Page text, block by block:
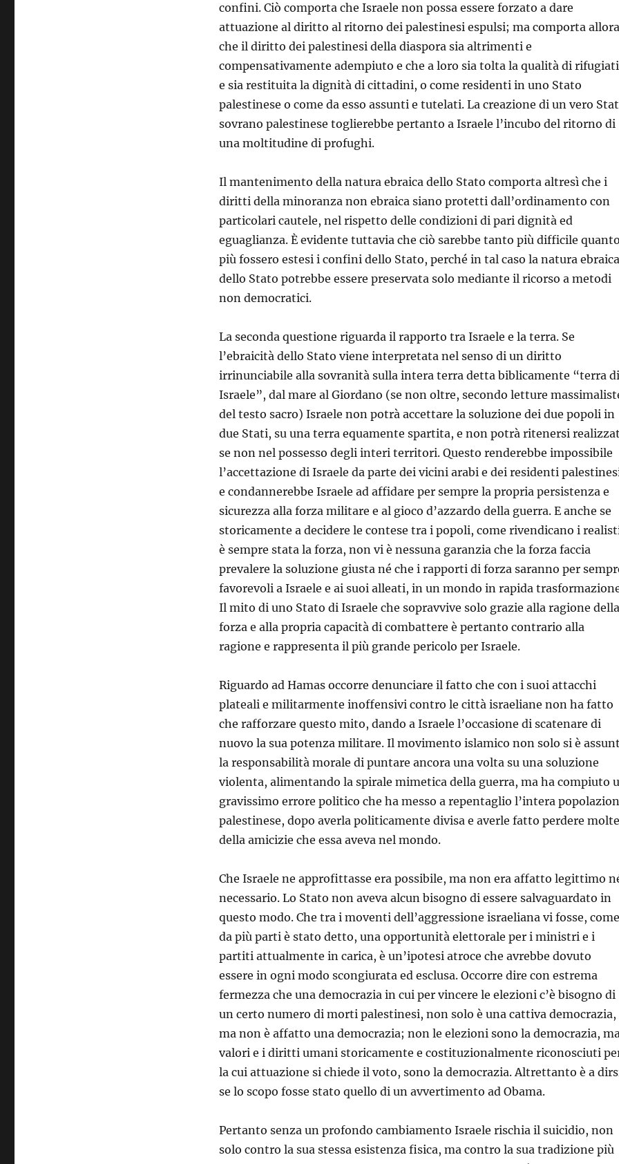
confini. Ciò comporta che Israele non possa essere forzato a dare
attuazione al diritto al ritorno dei palestinesi espulsi; ma comporta allora
che il diritto dei palestinesi della diaspora sia altrimenti e
compensativamente adempiuto e che a loro sia tolta la qualità di rifugiati
e sia restituita la dignità di cittadini, o come residenti in uno Stato
palestinese o come da esso assunti e tutelati. La creazione di un vero
sovrano palestinese toglierebbe pertanto a Israele l’incubo del ritorno di
una moltitudine di profughi.
Il mantenimento della natura ebraica dello Stato comporta altresì che i
diritti della minoranza non ebraica siano protetti dall’ordinamento con
particolari cautele, nel rispetto delle condizioni di pari dignità ed
eguaglianza. È evidente tuttavia che ciò sarebbe tanto più difficile quanto
più fossero estesi i confini dello Stato, perché in tal caso la natura ebraica
dello Stato potrebbe essere preservata solo mediante il ricorso a metodi
non democratici.
La seconda questione riguarda il rapporto tra Israele e la terra. Se
l’ebraicità dello Stato viene interpretata nel senso di un diritto
irrinunciabile alla sovranità sulla intera terra detta biblicamente “terra di
Israele”, dal mare al Giordano (se non oltre, secondo letture
del testo sacro) Israele non potrà accettare la soluzione dei due popoli in
due Stati, su una terra equamente spartita, e non potrà ritenersi
se non nel possesso degli interi territori. Questo renderebbe impossibile
l’accettazione di Israele da parte dei vicini arabi e dei residenti
e condannerebbe Israele ad affidare per sempre la propria persistenza e
sicurezza alla forza militare e al gioco d’azzardo della guerra. E anche se
storicamente a decidere le contese tra i popoli, come rivendicano i
è sempre stata la forza, non vi è nessuna garanzia che la forza faccia
prevalere la soluzione giusta né che i rapporti di forza saranno per
favorevoli a Israele e ai suoi alleati, in un mondo in rapida
Il mito di uno Stato di Israele che sopravvive solo grazie alla ragione della
forza e alla propria capacità di combattere è pertanto contrario alla
ragione e rappresenta il più grande pericolo per Israele.
Riguardo ad Hamas occorre denunciare il fatto che con i suoi attacchi
plateali e militarmente inoffensivi contro le città israeliane non ha fatto
che rafforzare questo mito, dando a Israele l’occasione di scatenare di
nuovo la sua potenza militare. Il movimento islamico non solo si è
la responsabilità morale di puntare ancora una volta su una soluzione
violenta, alimentando la spirale mimetica della guerra, ma ha compiuto
gravissimo errore politico che ha messo a repentaglio l’intera
palestinese, dopo averla politicamente divisa e averle fatto perdere molte
della amicizie che essa aveva nel mondo.
Che Israele ne approfittasse era possibile, ma non era affatto legittimo
necessario. Lo Stato non aveva alcun bisogno di essere salvaguardato in
questo modo. Che tra i moventi dell’aggressione israeliana vi fosse, come
da più parti è stato detto, una opportunità elettorale per i ministri e i
partiti attualmente in carica, è un’ipotesi atroce che avrebbe dovuto
essere in ogni modo scongiurata ed esclusa. Occorre dire con estrema
fermezza che una democrazia in cui per vincere le elezioni c’è bisogno di
un certo numero di morti palestinesi, non solo è una cattiva democrazia,
ma non è affatto una democrazia; non le elezioni sono la democrazia,
valori e i diritti umani storicamente e costituzionalmente riconosciuti
la cui attuazione si chiede il voto, sono la democrazia. Altrettanto è a
se lo scopo fosse stato quello di un avvertimento ad Obama.
Pertanto senza un profondo cambiamento Israele rischia il suicidio, non
solo contro la sua stessa esistenza fisica, ma contro la sua tradizione più